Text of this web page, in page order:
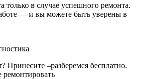
только в случае успешного ремонта.
— и вы можете быть уверены в
Принесите –разберемся бесплатно.
ремонтировать